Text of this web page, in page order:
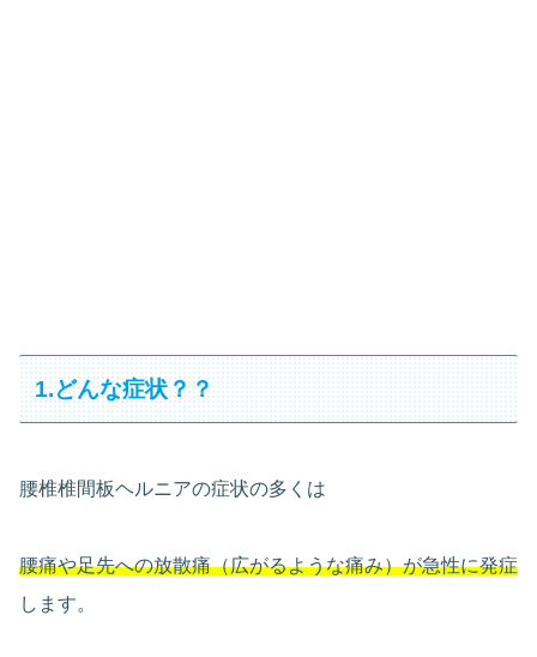
1.どんな症状？？
腰椎椎間板ヘルニアの症状の多くは
腰痛や足先への放散痛（広がるような痛み）が急性に発症
します。